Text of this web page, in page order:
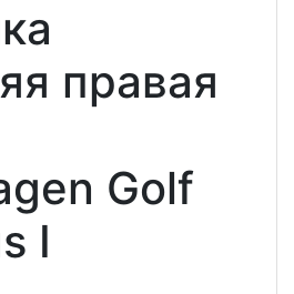
правая
Golf
I